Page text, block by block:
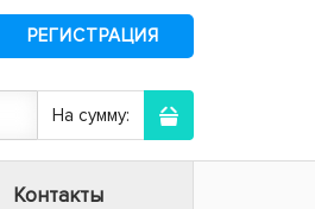
РЕГИСТРАЦИЯ
На сумму:
Контакты